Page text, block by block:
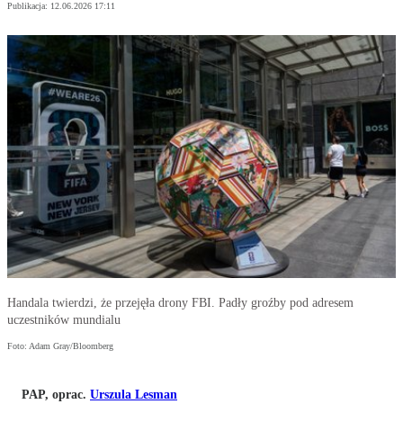
Publikacja: 12.06.2026 17:11
Handala twierdzi, że przejęła drony FBI. Padły groźby pod adresem
uczestników mundialu
Foto: Adam Gray/Bloomberg
PAP, oprac. Urszula Lesman